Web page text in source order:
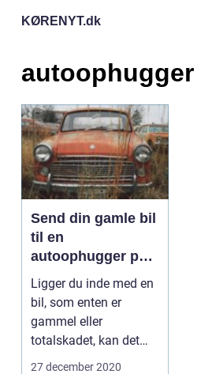
KØRENYT.dk
autoophugger
Send din gamle bil
til en
autoophugger på
Sjælland
Ligger du inde med en
bil, som enten er
gammel eller
totalskadet, kan det
være en god
27 december 2020